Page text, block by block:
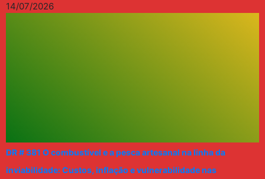
14/07/2026
DR # 381 O combustível e a pesca artesanal na linha da
inviabilidade: Custos, inflação e vulnerabilidade nas